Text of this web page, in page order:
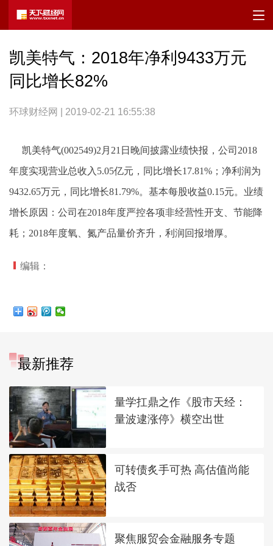
凯美特气：2018年净利9433万元
同比增长82%
环球财经网 | 2019-02-21 16:55:38
凯美特气(002549)2月21日晚间披露业绩快报，公司2018
年度实现营业总收入5.05亿元，同比增长17.81%；净利润为
9432.65万元，同比增长81.79%。基本每股收益0.15元。业绩
增长原因：公司在2018年度严控各项非经营性开支、节能降
耗；2018年度氧、氮产品量价齐升，利润回报增厚。
编辑：
最新推荐
量学扛鼎之作《股市天经：
量波逮涨停》横空出世
可转债炙手可热 高估值尚能
战否
聚焦服贸会金融服务专题